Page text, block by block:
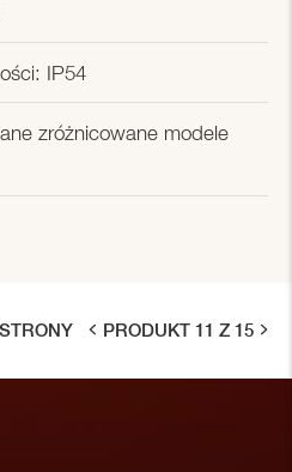
IP54
zróżnicowane modele
PRODUKT 11 Z 15